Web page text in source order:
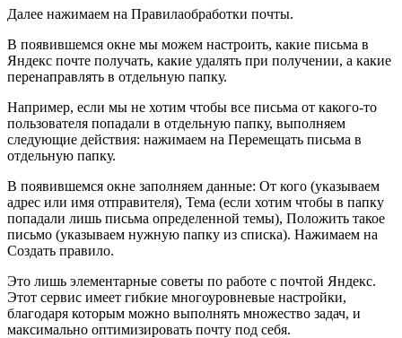
Далее нажимаем на Правилаобработки почты.
В появившемся окне мы можем настроить, какие письма в
Яндекс почте получать, какие удалять при получении, а какие
перенаправлять в отдельную папку.
Например, если мы не хотим чтобы все письма от какого-то
пользователя попадали в отдельную папку, выполняем
следующие действия: нажимаем на Перемещать письма в
отдельную папку.
В появившемся окне заполняем данные: От кого (указываем
адрес или имя отправителя), Тема (если хотим чтобы в папку
попадали лишь письма определенной темы), Положить такое
письмо (указываем нужную папку из списка). Нажимаем на
Создать правило.
Это лишь элементарные советы по работе с почтой Яндекс.
Этот сервис имеет гибкие многоуровневые настройки,
благодаря которым можно выполнять множество задач, и
максимально оптимизировать почту под себя.